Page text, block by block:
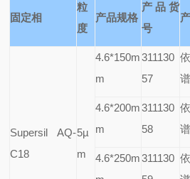
固定相
粒
度
产品规格
产品货
号
Supersil AQ-
C18
5µ
m
4.6*150m
m
311130
57
4.6*200m
m
311130
58
4.6*250m 311130